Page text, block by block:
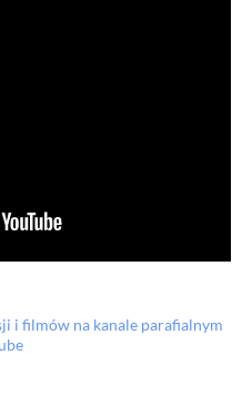
i filmów na kanale parafialnym